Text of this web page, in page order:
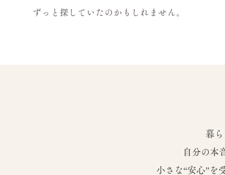
ずっと探していたのかもしれません。
暮
自分の本
小さな“安心”を